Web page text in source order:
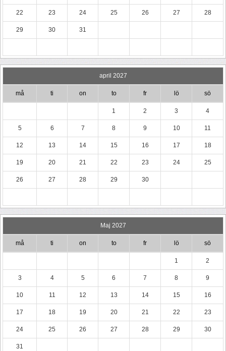
22 23 24 25 26 27 28
29 30 31
april 2027
må ti on to fr lö sö
1 2 3 4
5 6 7 8 9 10 11
12 13 14 15 16 17 18
19 20 21 22 23 24 25
26 27 28 29 30
Maj 2027
må ti on to fr lö sö
1 2
3 4 5 6 7 8 9
10 11 12 13 14 15 16
17 18 19 20 21 22 23
24 25 26 27 28 29 30
31